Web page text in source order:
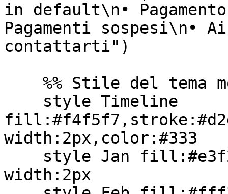
in default\n•
Pagamenti sospesi\n•
contattarti")
width:2px,color:#333
width:2px